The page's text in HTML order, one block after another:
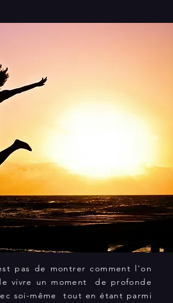
pas de montrer comment l'on
vivre un moment de profonde
soi-même tout en étant parmi